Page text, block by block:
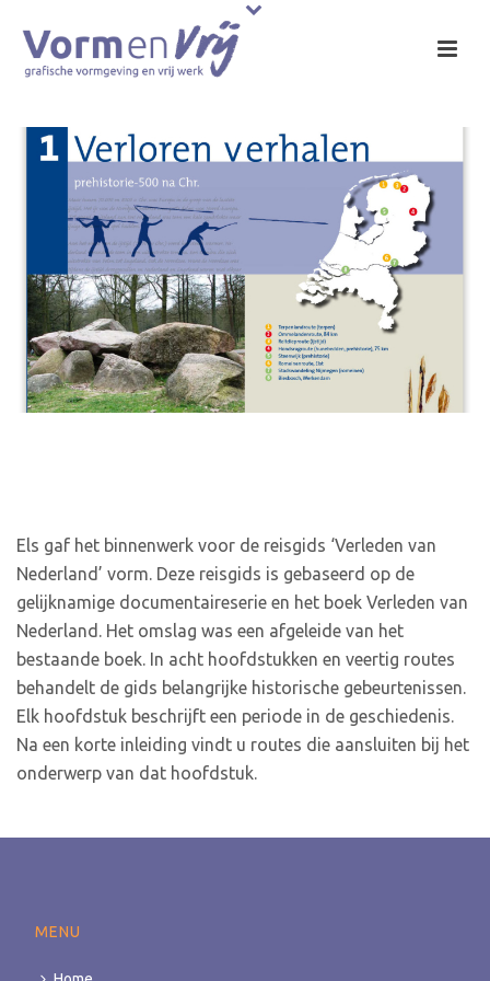
Els gaf het binnenwerk voor de reisgids ‘Verleden van
Nederland’ vorm. Deze reisgids is gebaseerd op de
gelijknamige documentaireserie en het boek Verleden van
Nederland. Het omslag was een afgeleide van het
bestaande boek. In acht hoofdstukken en veertig routes
behandelt de gids belangrijke historische gebeurtenissen.
Elk hoofdstuk beschrijft een periode in de geschiedenis.
Na een korte inleiding vindt u routes die aansluiten bij het
onderwerp van dat hoofdstuk.
MENU